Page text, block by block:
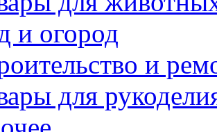
и огород
и
для